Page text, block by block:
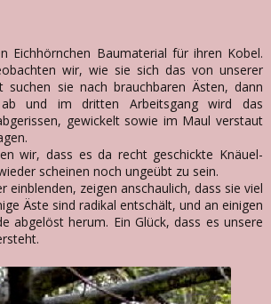
Eichhörnchen Baumaterial für ihren Kobel.
wir, wie sie sich das von unserer
suchen sie nach brauchbaren Ästen, dann
und im dritten Arbeitsgang wird das
gewickelt sowie im Maul verstaut
wir, dass es da recht geschickte Knäuel-
scheinen noch ungeübt zu sein.
einblenden, zeigen anschaulich, dass sie viel
Äste sind radikal entschält, und an einigen
abgelöst herum. Ein Glück, dass es unsere